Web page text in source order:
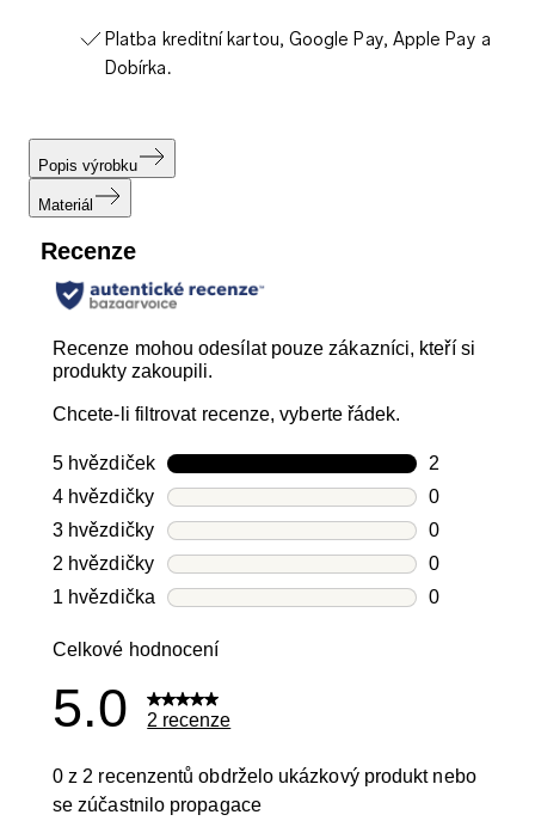
Platba kreditní kartou, Google Pay, Apple Pay a
Dobírka.
Popis výrobku
Materiál
Recenze
Recenze mohou odesílat pouze zákazníci, kteří si
produkty zakoupili.
Chcete-li filtrovat recenze, vyberte řádek.
5 hvězdičekhvězdičky
2
Počet
4 hvězdičkyhvězdičky
0
Počet
3 hvězdičkyhvězdičky
0
Počet
2 hvězdičkyhvězdičky
0
Počet
1 hvězdičkahvězdičky
0
Celkové hodnocení
5.0 2 recenze
0 z 2 recenzentů obdrželo ukázkový produkt nebo
se zúčastnilo propagace